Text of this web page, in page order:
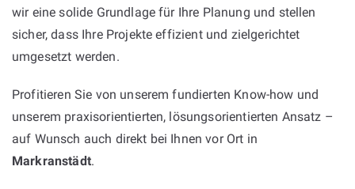
wir eine solide Grundlage für Ihre Planung und stellen
sicher, dass Ihre Projekte effizient und zielgerichtet
umgesetzt werden.
Profitieren Sie von unserem fundierten Know-how und
unserem praxisorientierten, lösungsorientierten Ansatz –
auf Wunsch auch direkt bei Ihnen vor Ort in
Markranstädt.